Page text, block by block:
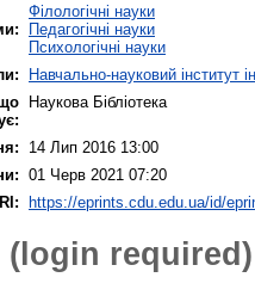
Філологічні науки
Педагогічні науки
Психологічні науки
Навчально-науковий інститут
Наукова Бібліотека
14 Лип 2016 13:00
01 Черв 2021 07:20
https://eprints.cdu.edu.ua/id/
required)